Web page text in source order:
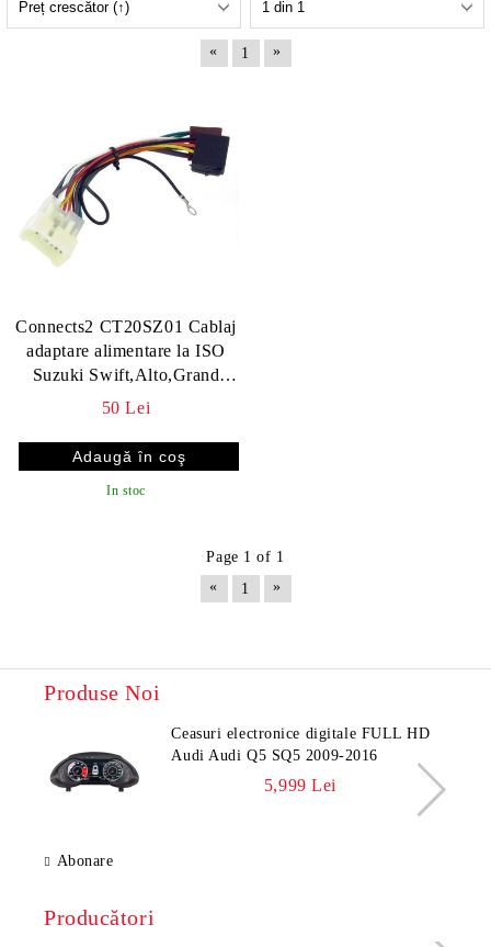
« 1 »
Connects2 CT20SZ01 Cablaj
adaptare alimentare la ISO
Suzuki Swift,Alto,Grand
Vitara,Jimmy,Ritz
50 Lei
In stoc
Page 1 of 1
«
1 »
Produse Noi
Ceasuri electronice digitale FULL HD
Audi Audi Q5 SQ5 2009-2016
5,999 Lei
Abonare
Producători